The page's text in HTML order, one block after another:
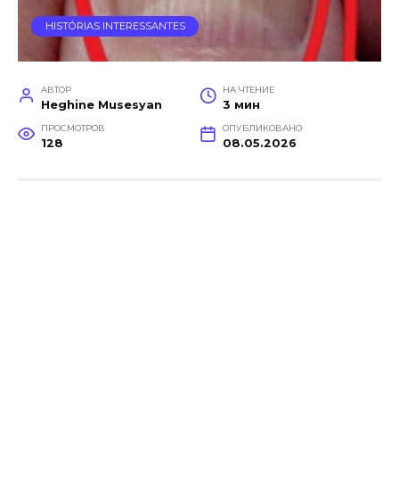
HISTÓRIAS INTERESSANTES
АВТОР
Heghine Musesyan
НА ЧТЕНИЕ
3 мин
ПРОСМОТРОВ
128
ОПУБЛИКОВАНО
08.05.2026